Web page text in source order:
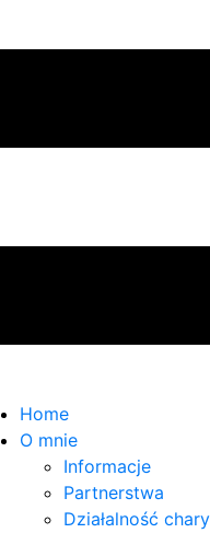
Home
O mnie
Informacje
Partnerstwa
Działalność